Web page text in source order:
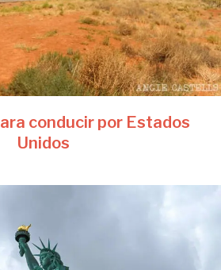
conducir por Estados
Unidos